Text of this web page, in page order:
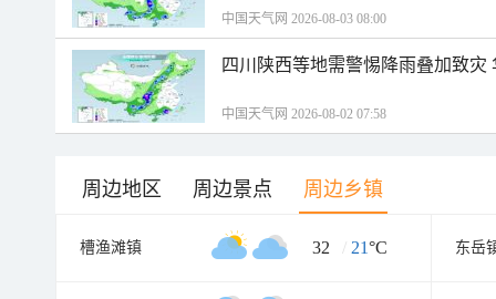
中国天气网 2026-08-03 08:00
四川陕西等地需警惕降雨叠加致
中国天气网 2026-08-02 07:58
周边地区 周边景点 周边乡镇
槽渔滩镇 32 / 21°C 东岳